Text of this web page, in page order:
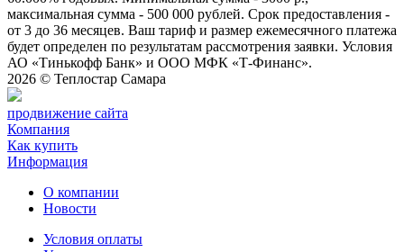
максимальная сумма - 500 000 рублей. Срок предоставления -
от 3 до 36 месяцев. Ваш тариф и размер ежемесячного платежа
будет определен по результатам рассмотрения заявки. Условия
АО «Тинькофф Банк» и ООО МФК «Т-Финанс».
2026 © Теплостар Самара
продвижение сайта
Компания
Как купить
Информация
О компании
Новости
Условия оплаты